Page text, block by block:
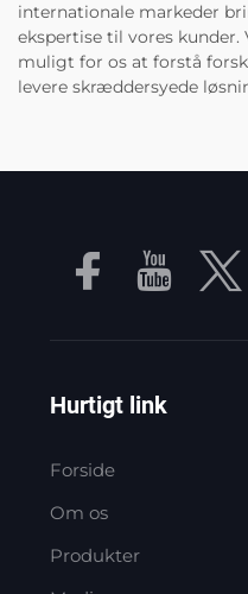
internationale markeder
ekspertise til vores
muligt for os at forstå
levere skræddersyede
Hurtigt link
Forside
Om os
Produkter